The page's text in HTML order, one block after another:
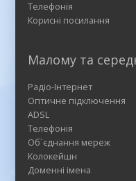
Телефонія
Корисні посилання
Малому та
Радіо-Інтернет
Оптичне підключення
ADSL
Телефонія
Об`єднання мереж
Колокейшн
Доменні імена